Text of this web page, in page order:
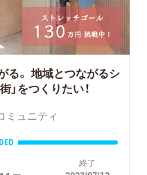
。 地域とつながるシ
」をつくりたい！
ミュニティ
終了